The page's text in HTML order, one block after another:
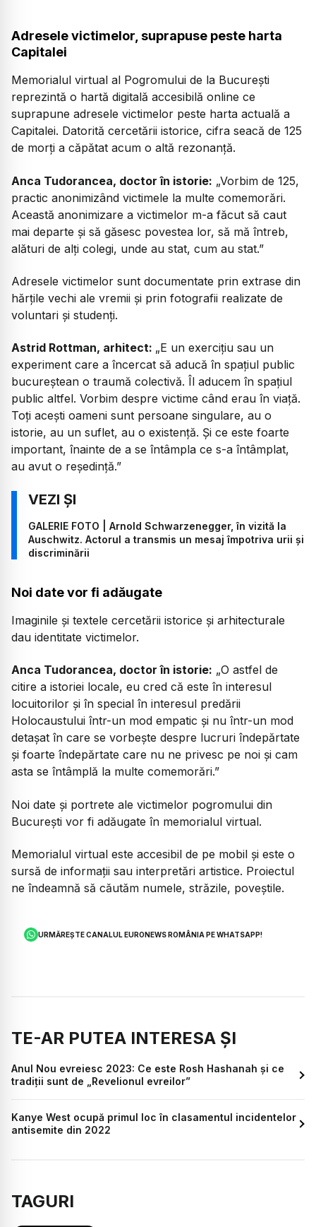
Adresele victimelor, suprapuse peste harta
Capitalei
Memorialul virtual al Pogromului de la București
reprezintă o hartă digitală accesibilă online ce
suprapune adresele victimelor peste harta actuală a
Capitalei. Datorită cercetării istorice, cifra seacă de 125
de morți a căpătat acum o altă rezonanță.
Anca Tudorancea, doctor în istorie: „Vorbim de 125,
practic anonimizând victimele la multe comemorări.
Această anonimizare a victimelor m-a făcut să caut
mai departe și să găsesc povestea lor, să mă întreb,
alături de alți colegi, unde au stat, cum au stat.”
Adresele victimelor sunt documentate prin extrase din
hărțile vechi ale vremii și prin fotografii realizate de
voluntari și studenți.
Astrid Rottman, arhitect: „E un exercițiu sau un
experiment care a încercat să aducă în spațiul public
bucureștean o traumă colectivă. Îl aducem în spațiul
public altfel. Vorbim despre victime când erau în viață.
Toți acești oameni sunt persoane singulare, au o
istorie, au un suflet, au o existență. Și ce este foarte
important, înainte de a se întâmpla ce s-a întâmplat,
au avut o reședință.”
GALERIE FOTO | Arnold Schwarzenegger, în vizită la
Auschwitz. Actorul a transmis un mesaj împotriva urii și
discriminării
Noi date vor fi adăugate
Imaginile și textele cercetării istorice și arhitecturale
dau identitate victimelor.
Anca Tudorancea, doctor în istorie: „O astfel de
citire a istoriei locale, eu cred că este în interesul
locuitorilor și în special în interesul predării
Holocaustului într-un mod empatic și nu într-un mod
detașat în care se vorbește despre lucruri îndepărtate
și foarte îndepărtate care nu ne privesc pe noi și cam
asta se întâmplă la multe comemorări.”
Noi date și portrete ale victimelor pogromului din
București vor fi adăugate în memorialul virtual.
Memorialul virtual este accesibil de pe mobil și este o
sursă de informații sau interpretări artistice. Proiectul
ne îndeamnă să căutăm numele, străzile, poveștile.
URMĂREȘTE CANALUL EURONEWS ROMÂNIA PE WHATSAPP!
TE-AR PUTEA INTERESA ȘI
Anul Nou evreiesc 2023: Ce este Rosh Hashanah și ce
tradiții sunt de „Revelionul evreilor”
Kanye West ocupă primul loc în clasamentul incidentelor
antisemite din 2022
TAGURI